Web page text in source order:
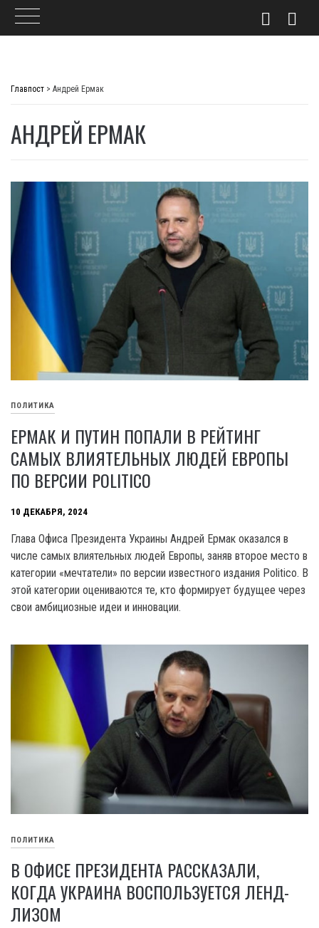
Главпост > Андрей Ермак
АНДРЕЙ ЕРМАК
ПОЛИТИКА
ЕРМАК И ПУТИН ПОПАЛИ В РЕЙТИНГ
САМЫХ ВЛИЯТЕЛЬНЫХ ЛЮДЕЙ ЕВРОПЫ
ПО ВЕРСИИ POLITICO
10 ДЕКАБРЯ, 2024
Глава Офиса Президента Украины Андрей Ермак оказался в
числе самых влиятельных людей Европы, заняв второе место в
категории «мечтатели» по версии известного издания Politico. В
этой категории оцениваются те, кто формирует будущее через
свои амбициозные идеи и инновации.
ПОЛИТИКА
В ОФИСЕ ПРЕЗИДЕНТА РАССКАЗАЛИ,
КОГДА УКРАИНА ВОСПОЛЬЗУЕТСЯ ЛЕНД-
ЛИЗОМ